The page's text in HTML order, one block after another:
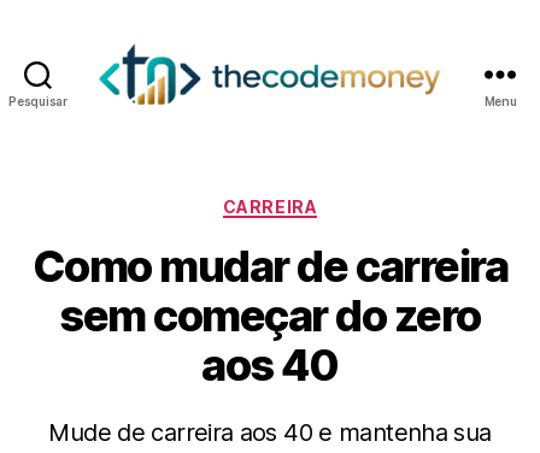
Pesquisar Menu
Categorias
CARREIRA
Como mudar de carreira
sem começar do zero
aos 40
Mude de carreira aos 40 e mantenha sua